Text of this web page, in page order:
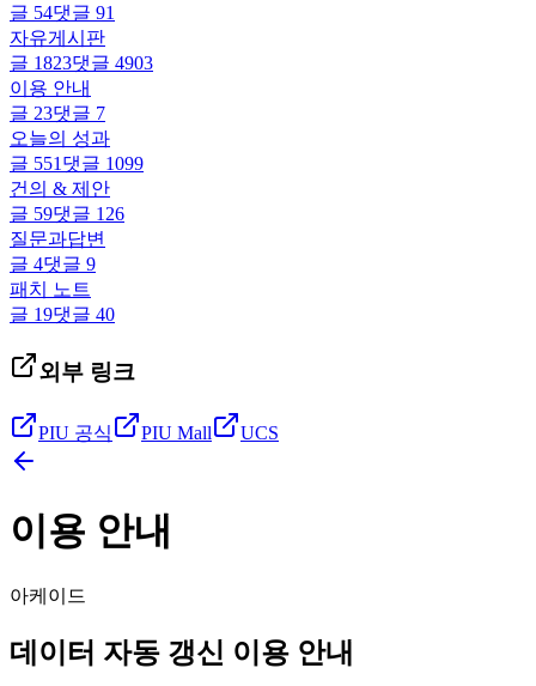
글 54댓글 91
자유게시판
글 1823댓글 4903
이용 안내
글 23댓글 7
오늘의 성과
글 551댓글 1099
건의 & 제안
글 59댓글 126
질문과답변
글 4댓글 9
패치 노트
글 19댓글 40
외부 링크
PIU 공식 PIU Mall UCS
이용 안내
아케이드
데이터 자동 갱신 이용 안내